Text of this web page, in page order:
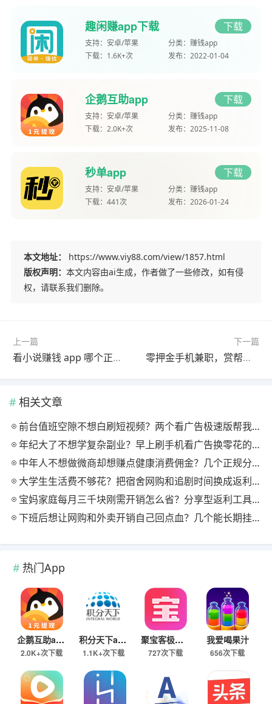
趣闲赚app下载 下载
支持： 安卓/苹果 分类： 赚钱app
下载： 1.6K+次 发布： 2022-01-04
企鹅互助app 下载
支持： 安卓/苹果 分类： 赚钱app
下载： 2.0K+次 发布： 2025-11-08
秒单app 下载
支持： 安卓/苹果 分类： 赚钱app
下载： 441次 发布： 2026-01-24
本文地址：
https://www.viy88.com/view/1857.html
版权声明： 本文内容由ai生成，作者做了一些修改，如有侵
权，请联系我们删除。
上一篇
看小说赚钱 app 哪个正规？番茄小说免费读小说赚金币每天稳赚 20–40 元
下一篇
零押金手机兼职，赏帮赚趣闲赚真实赚钱攻略
相关文章
前台值班空隙不想白刷短视频？两个看广告极速版帮我月回血三百块
年纪大了不想学复杂副业？早上刷手机看广告换零花的两个极速版用法
中年人不想做微商却想赚点健康消费佣金？几个正规分享式返利平台排位
大学生生活费不够花？把宿舍网购和追剧时间换成返利零钱的方法
宝妈家庭每月三千块刚需开销怎么省？分享型返利工具这样搭最舒服
下班后想让网购和外卖开销自己回点血？几个能长期挂机的返利入口实测
热门App
企鹅互助app
2.0K+次下载
积分天下app
1.1K+次下载
聚宝客极速版
727次下载
我爱喝果汁
656次下载